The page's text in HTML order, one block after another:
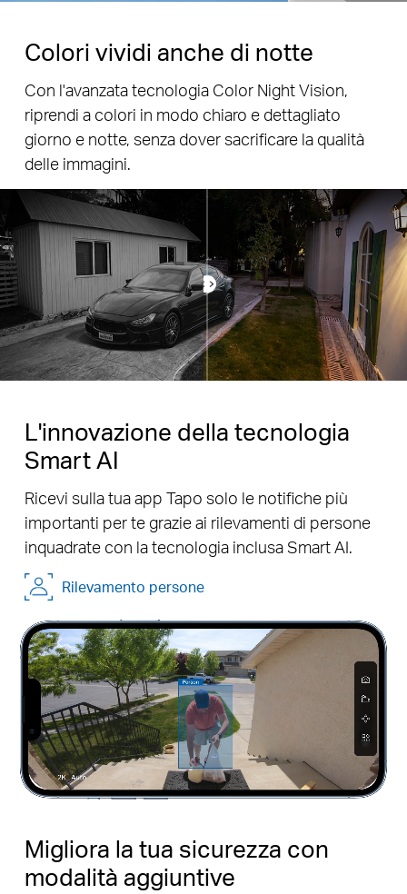
Colori vividi anche di notte
Con l'avanzata tecnologia Color Night Vision,
riprendi a colori in modo chiaro e dettagliato
giorno e notte, senza dover sacrificare la qualità
delle immagini.
L'innovazione della tecnologia
Smart AI
Ricevi sulla tua app Tapo solo le notifiche più
importanti per te grazie ai rilevamenti di persone
inquadrate con la tecnologia inclusa Smart AI.
Rilevamento persone
Migliora la tua sicurezza con
modalità aggiuntive